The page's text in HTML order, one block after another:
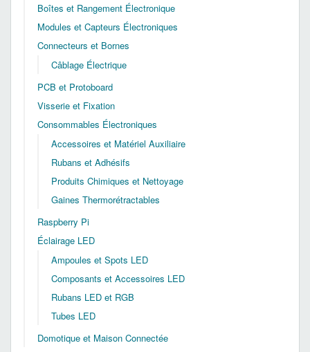
Boîtes et Rangement Électronique
Modules et Capteurs Électroniques
Connecteurs et Bornes
Câblage Électrique
PCB et Protoboard
Visserie et Fixation
Consommables Électroniques
Accessoires et Matériel Auxiliaire
Rubans et Adhésifs
Produits Chimiques et Nettoyage
Gaines Thermorétractables
Raspberry Pi
Éclairage LED
Ampoules et Spots LED
Composants et Accessoires LED
Rubans LED et RGB
Tubes LED
Domotique et Maison Connectée